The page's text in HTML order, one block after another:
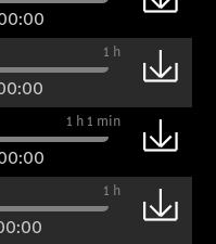
1 h
1 h 1 min
1 h